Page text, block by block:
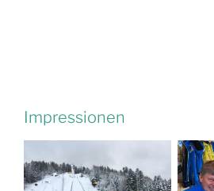
Impressionen